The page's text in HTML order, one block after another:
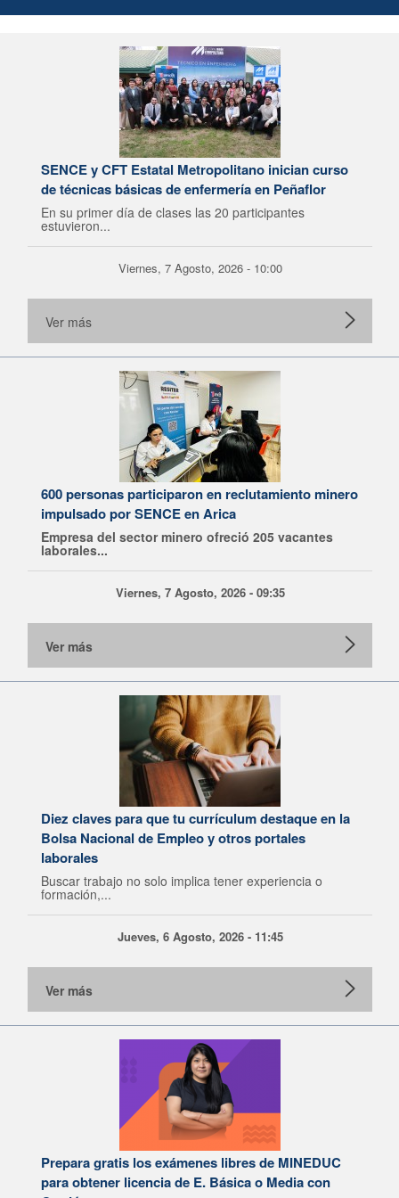
SENCE y CFT Estatal Metropolitano inician curso
de técnicas básicas de enfermería en Peñaflor
En su primer día de clases las 20 participantes
estuvieron...
Viernes, 7 Agosto, 2026 - 10:00
Ver más
600 personas participaron en reclutamiento minero
impulsado por SENCE en Arica
Empresa del sector minero ofreció 205 vacantes
laborales...
Viernes, 7 Agosto, 2026 - 09:35
Ver más
Diez claves para que tu currículum destaque en la
Bolsa Nacional de Empleo y otros portales
laborales
Buscar trabajo no solo implica tener experiencia o
formación,...
Jueves, 6 Agosto, 2026 - 11:45
Ver más
Prepara gratis los exámenes libres de MINEDUC
para obtener licencia de E. Básica o Media con